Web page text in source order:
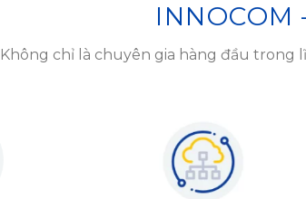
INNOCOM
Không chỉ là chuyên gia hàng đầu trong